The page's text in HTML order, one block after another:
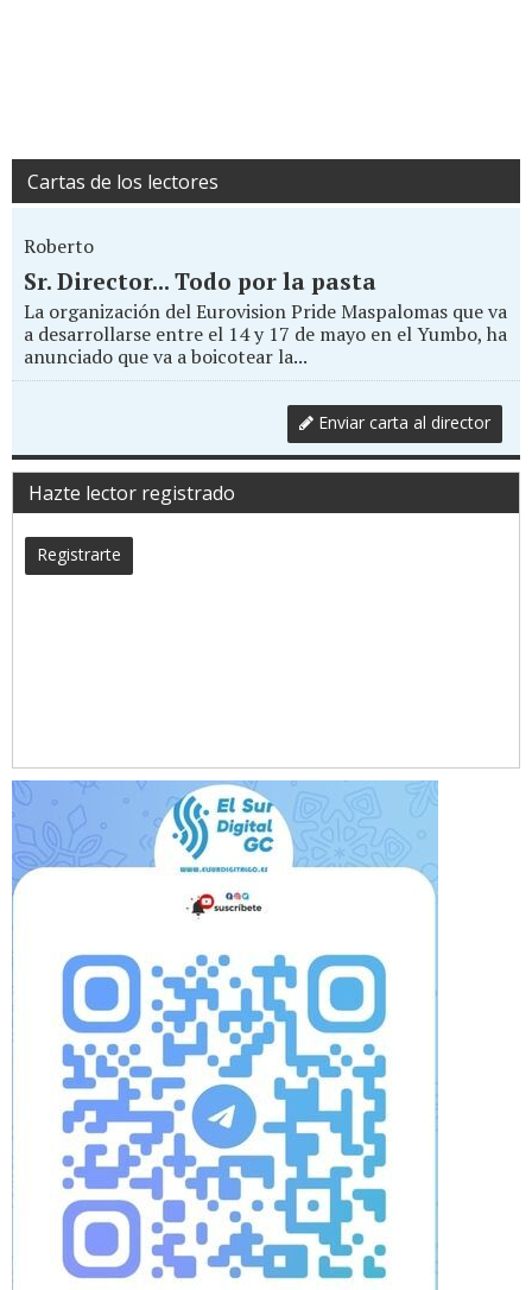
Cartas de los lectores
Roberto
Sr. Director... Todo por la pasta
La organización del Eurovision Pride Maspalomas que va
a desarrollarse entre el 14 y 17 de mayo en el Yumbo, ha
anunciado que va a boicotear la...
Enviar carta al director
Hazte lector registrado
Registrarte